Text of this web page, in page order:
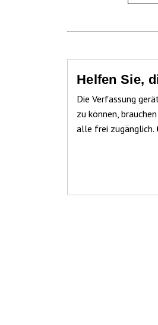
Helfen Sie,
Die Verfassung
zu können,
alle frei zugänglich.